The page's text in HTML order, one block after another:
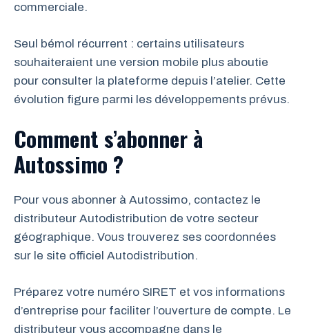
commerciale.
Seul bémol récurrent : certains utilisateurs
souhaiteraient une version mobile plus aboutie
pour consulter la plateforme depuis l’atelier. Cette
évolution figure parmi les développements prévus.
Comment s’abonner à
Autossimo ?
Pour vous abonner à Autossimo, contactez le
distributeur Autodistribution de votre secteur
géographique. Vous trouverez ses coordonnées
sur le site officiel Autodistribution.
Préparez votre numéro SIRET et vos informations
d’entreprise pour faciliter l’ouverture de compte. Le
distributeur vous accompagne dans le